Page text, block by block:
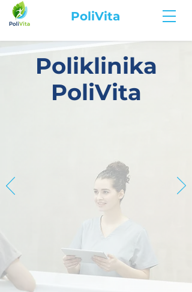
PoliVita
Poliklinika
PoliVita